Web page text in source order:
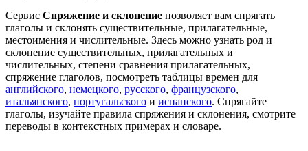
Сервис Спряжение и склонение позволяет вам спрягать
глаголы и склонять существительные, прилагательные,
местоимения и числительные. Здесь можно узнать род и
склонение существительных, прилагательных и
числительных, степени сравнения прилагательных,
спряжение глаголов, посмотреть таблицы времен для
английского, немецкого, русского, французского,
итальянского, португальского и испанского. Спрягайте
глаголы, изучайте правила спряжения и склонения, смотрите
переводы в контекстных примерах и словаре.